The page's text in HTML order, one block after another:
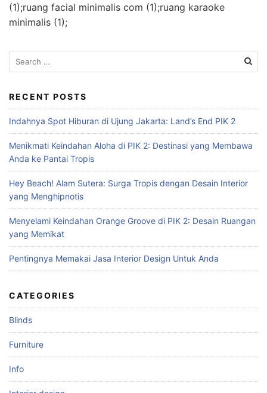
(1);ruang facial minimalis com (1);ruang karaoke
minimalis (1);
e
r
c
h
f
o
r
RECENT POSTS
Indahnya Spot Hiburan di Ujung Jakarta: Land’s End PIK 2
Menikmati Keindahan Aloha di PIK 2: Destinasi yang Membawa
Anda ke Pantai Tropis
Hey Beach! Alam Sutera: Surga Tropis dengan Desain Interior
yang Menghipnotis
Menyelami Keindahan Orange Groove di PIK 2: Desain Ruangan
yang Memikat
Pentingnya Memakai Jasa Interior Design Untuk Anda
CATEGORIES
Blinds
Furniture
Info